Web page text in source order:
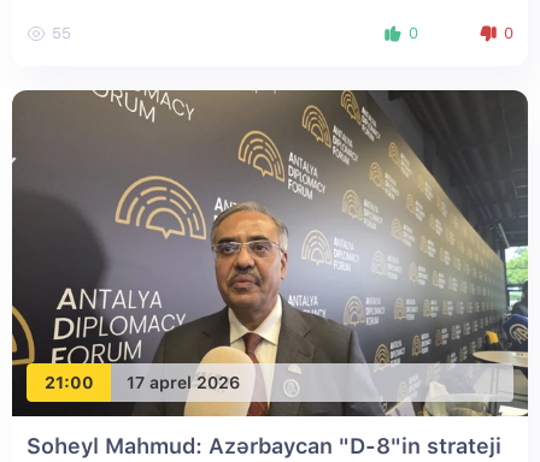
55 0 0
21:00 17 aprel 2026
Soheyl Mahmud: Azərbaycan "D-8"in strateji